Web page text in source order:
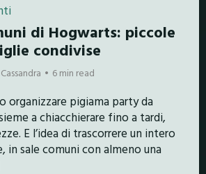
di Hogwarts: piccole
condivise
Cassandra 6 min read
organizzare pigiama party da
a chiacchierare fino a tardi,
E l’idea di trascorrere un intero
in sale comuni con almeno una